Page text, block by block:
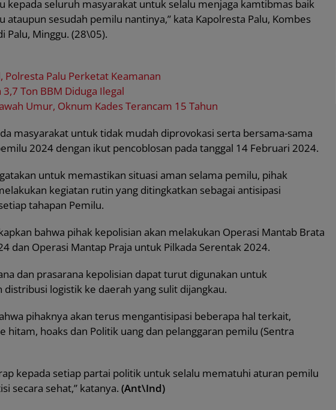
kepada seluruh masyarakat untuk selalu menjaga kamtibmas baik
ataupun sesudah pemilu nantinya,” kata Kapolresta Palu, Kombes
Palu, Minggu. (28\05).
Polresta Palu Perketat Keamanan
Ton BBM Diduga Ilegal
Umur, Oknum Kades Terancam 15 Tahun
masyarakat untuk tidak mudah diprovokasi serta bersama-sama
2024 dengan ikut pencoblosan pada tanggal 14 Februari 2024.
untuk memastikan situasi aman selama pemilu, pihak
kegiatan rutin yang ditingkatkan sebagai antisipasi
tahapan Pemilu.
bahwa pihak kepolisian akan melakukan Operasi Mantab Brata
dan Operasi Mantap Praja untuk Pilkada Serentak 2024.
dan prasarana kepolisian dapat turut digunakan untuk
distribusi logistik ke daerah yang sulit dijangkau.
pihaknya akan terus mengantisipasi beberapa hal terkait,
hitam, hoaks dan Politik uang dan pelanggaran pemilu (Sentra
kepada setiap partai politik untuk selalu mematuhi aturan pemilu
secara sehat,” katanya. (Ant\Ind)